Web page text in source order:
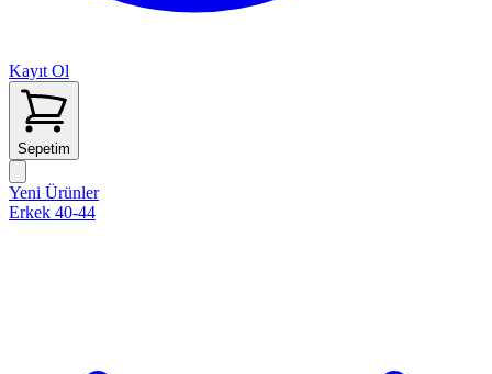
Kayıt Ol
Sepetim
Yeni Ürünler
Erkek 40-44